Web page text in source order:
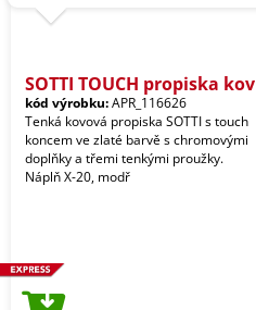
SOTTI TOUCH propiska kov
kód výrobku:APR_116626
Tenká kovová propiska SOTTI s touch
koncem ve zlaté barvě s chromovými
doplňky a třemi tenkými proužky.
Náplň X-20, modř